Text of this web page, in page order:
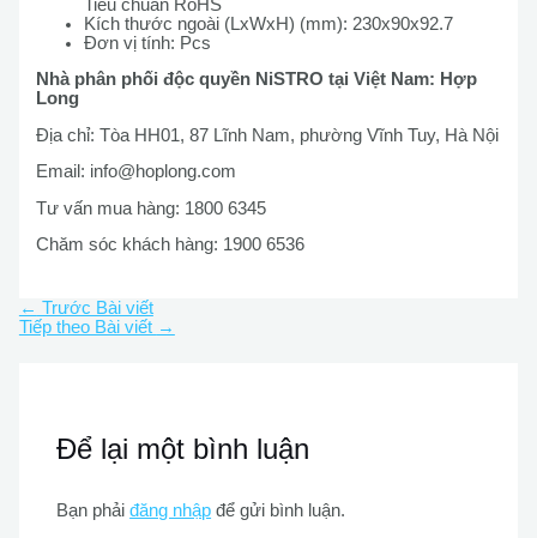
Tiêu chuẩn RoHS
Kích thước ngoài (LxWxH) (mm): 230x90x92.7
Đơn vị tính: Pcs
Nhà phân phối độc quyền NiSTRO tại Việt Nam: Hợp
Long
Địa chỉ: Tòa HH01, 87 Lĩnh Nam, phường Vĩnh Tuy, Hà Nội
Email: info@hoplong.com
Tư vấn mua hàng: 1800 6345
Chăm sóc khách hàng: 1900 6536
← Trước Bài viết
Tiếp theo Bài viết →
Để lại một bình luận
Bạn phảiđăng nhập để gửi bình luận.